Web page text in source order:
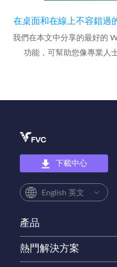
在桌面和在線上不容錯過
我們在本文中分享的最好的
功能，可幫助您像專業人
下載中心
English 英文
產品
熱門解決方案